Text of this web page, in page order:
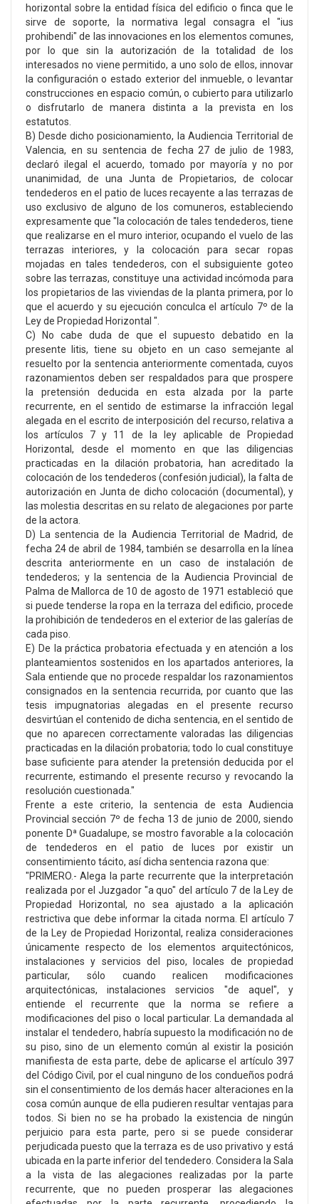
horizontal sobre la entidad física del edificio o finca que le
sirve de soporte, la normativa legal consagra el "ius
prohibendi" de las innovaciones en los elementos comunes,
por lo que sin la autorización de la totalidad de los
interesados no viene permitido, a uno solo de ellos, innovar
la configuración o estado exterior del inmueble, o levantar
construcciones en espacio común, o cubierto para utilizarlo
o disfrutarlo de manera distinta a la prevista en los
estatutos.
B) Desde dicho posicionamiento, la Audiencia Territorial de
Valencia, en su sentencia de fecha 27 de julio de 1983,
declaró ilegal el acuerdo, tomado por mayoría y no por
unanimidad, de una Junta de Propietarios, de colocar
tendederos en el patio de luces recayente a las terrazas de
uso exclusivo de alguno de los comuneros, estableciendo
expresamente que "la colocación de tales tendederos, tiene
que realizarse en el muro interior, ocupando el vuelo de las
terrazas interiores, y la colocación para secar ropas
mojadas en tales tendederos, con el subsiguiente goteo
sobre las terrazas, constituye una actividad incómoda para
los propietarios de las viviendas de la planta primera, por lo
que el acuerdo y su ejecución conculca el artículo 7º de la
Ley de Propiedad Horizontal ".
C) No cabe duda de que el supuesto debatido en la
presente litis, tiene su objeto en un caso semejante al
resuelto por la sentencia anteriormente comentada, cuyos
razonamientos deben ser respaldados para que prospere
la pretensión deducida en esta alzada por la parte
recurrente, en el sentido de estimarse la infracción legal
alegada en el escrito de interposición del recurso, relativa a
los artículos 7 y 11 de la ley aplicable de Propiedad
Horizontal, desde el momento en que las diligencias
practicadas en la dilación probatoria, han acreditado la
colocación de los tendederos (confesión judicial), la falta de
autorización en Junta de dicho colocación (documental), y
las molestia descritas en su relato de alegaciones por parte
de la actora.
D) La sentencia de la Audiencia Territorial de Madrid, de
fecha 24 de abril de 1984, también se desarrolla en la línea
descrita anteriormente en un caso de instalación de
tendederos; y la sentencia de la Audiencia Provincial de
Palma de Mallorca de 10 de agosto de 1971 estableció que
si puede tenderse la ropa en la terraza del edificio, procede
la prohibición de tendederos en el exterior de las galerías de
cada piso.
E) De la práctica probatoria efectuada y en atención a los
planteamientos sostenidos en los apartados anteriores, la
Sala entiende que no procede respaldar los razonamientos
consignados en la sentencia recurrida, por cuanto que las
tesis impugnatorias alegadas en el presente recurso
desvirtúan el contenido de dicha sentencia, en el sentido de
que no aparecen correctamente valoradas las diligencias
practicadas en la dilación probatoria; todo lo cual constituye
base suficiente para atender la pretensión deducida por el
recurrente, estimando el presente recurso y revocando la
resolución cuestionada."
Frente a este criterio, la sentencia de esta Audiencia
Provincial sección 7º de fecha 13 de junio de 2000, siendo
ponente Dª Guadalupe, se mostro favorable a la colocación
de tendederos en el patio de luces por existir un
consentimiento tácito, así dicha sentencia razona que:
"PRIMERO.- Alega la parte recurrente que la interpretación
realizada por el Juzgador "a quo" del artículo 7 de la Ley de
Propiedad Horizontal, no sea ajustado a la aplicación
restrictiva que debe informar la citada norma. El artículo 7
de la Ley de Propiedad Horizontal, realiza consideraciones
únicamente respecto de los elementos arquitectónicos,
instalaciones y servicios del piso, locales de propiedad
particular, sólo cuando realicen modificaciones
arquitectónicas, instalaciones servicios "de aquel", y
entiende el recurrente que la norma se refiere a
modificaciones del piso o local particular. La demandada al
instalar el tendedero, habría supuesto la modificación no de
su piso, sino de un elemento común al existir la posición
manifiesta de esta parte, debe de aplicarse el artículo 397
del Código Civil, por el cual ninguno de los condueños podrá
sin el consentimiento de los demás hacer alteraciones en la
cosa común aunque de ella pudieren resultar ventajas para
todos. Si bien no se ha probado la existencia de ningún
perjuicio para esta parte, pero si se puede considerar
perjudicada puesto que la terraza es de uso privativo y está
ubicada en la parte inferior del tendedero. Considera la Sala
a la vista de las alegaciones realizadas por la parte
recurrente, que no pueden prosperar las alegaciones